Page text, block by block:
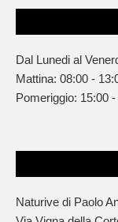
Dal Lunedi al
Mattina: 08:00 -
Pomeriggio: 15:00
Naturive di Paolo